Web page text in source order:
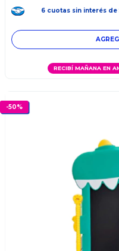
6 cuotas sin interés de
RECIBÍ MAÑANA EN
-50%